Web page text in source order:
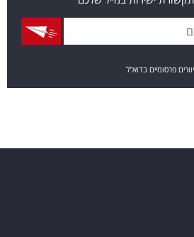
פרסומיים בדוא"ל